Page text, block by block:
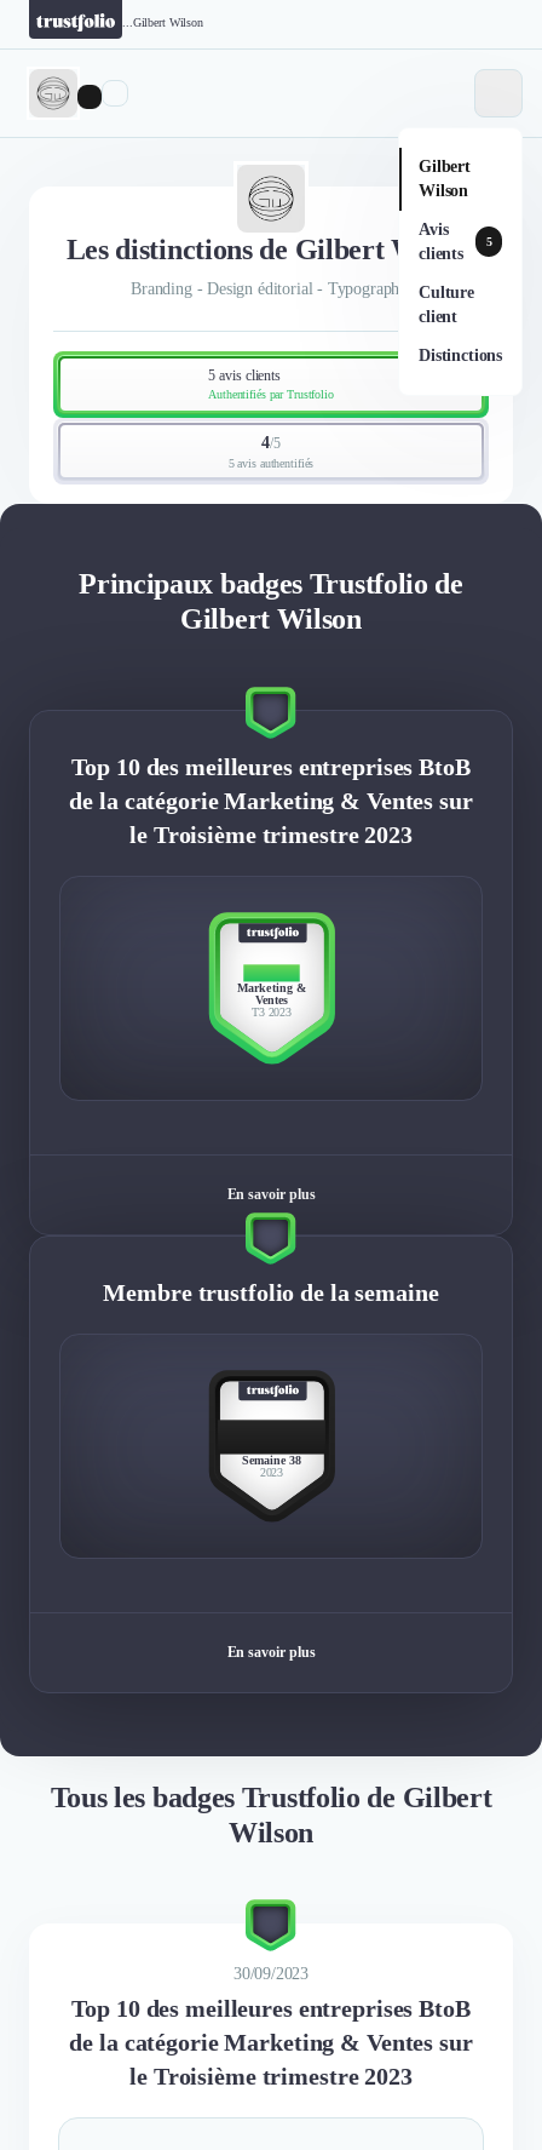
Gilbert Wilson
Gilbert
Wilson
Avis
clients
5
Culture
client
Distinctions
Les distinctions de Gilbert Wilson
Branding - Design éditorial - Typographie
5 avis clients
Authentifiés par Trustfolio
4/5
5 avis authentifiés
Principaux badges Trustfolio de
Gilbert Wilson
Top 10 des meilleures entreprises BtoB
de la catégorie Marketing & Ventes sur
le Troisième trimestre 2023
TOP 10
Marketing &
Ventes
T3 2023
En savoir plus
Membre trustfolio de la semaine
BEST
Semaine 38
2023
En savoir plus
Tous les badges Trustfolio de Gilbert
Wilson
30/09/2023
Top 10 des meilleures entreprises BtoB
de la catégorie Marketing & Ventes sur
le Troisième trimestre 2023